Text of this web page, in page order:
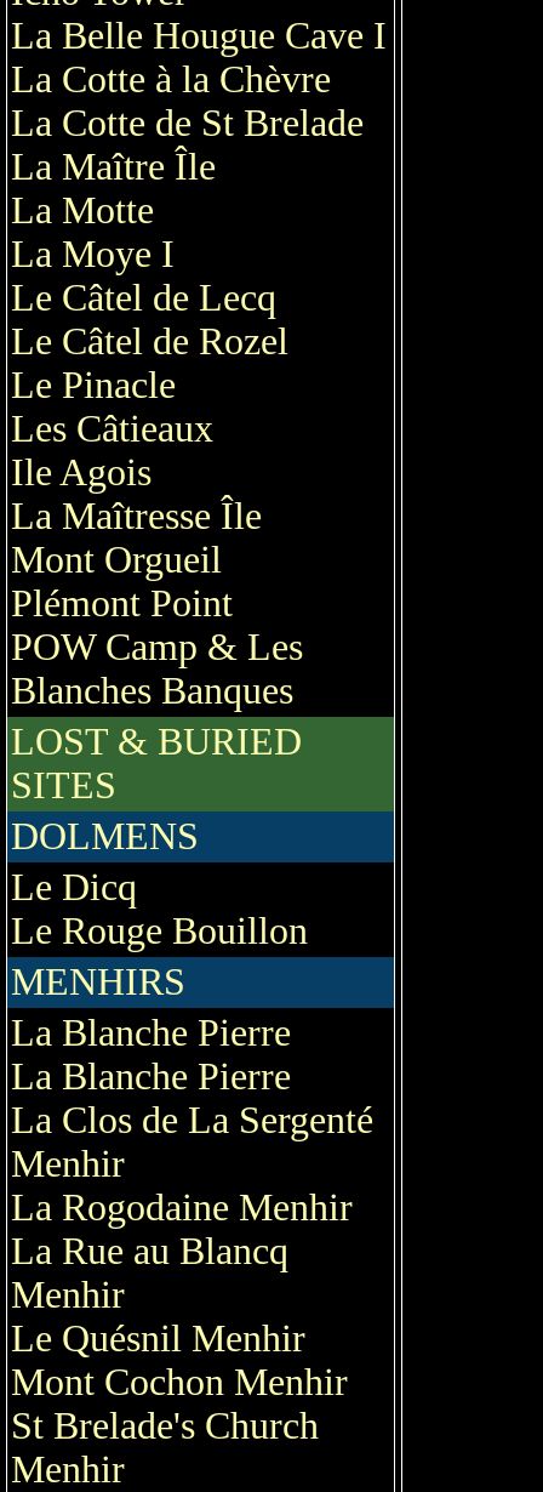
La Belle Hougue Cave I
La Cotte à la Chèvre
La Cotte de St Brelade
La Maître Île
La Motte
La Moye I
Le Câtel de Lecq
Le Câtel de Rozel
Le Pinacle
Les Câtieaux
Ile Agois
La Maîtresse Île
Mont Orgueil
Plémont Point
POW Camp & Les
Blanches Banques
LOST & BURIED
SITES
DOLMENS
Le Dicq
Le Rouge Bouillon
MENHIRS
La Blanche Pierre
La Blanche Pierre
La Clos de La Sergenté
Menhir
La Rogodaine Menhir
La Rue au Blancq
Menhir
Le Quésnil Menhir
Mont Cochon Menhir
St Brelade's Church
Menhir